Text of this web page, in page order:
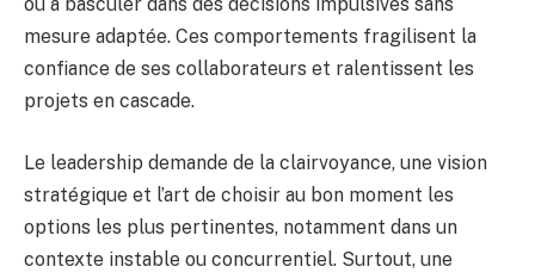
mesure adaptée. Ces comportements fragilisent la
confiance de ses collaborateurs et ralentissent les
projets en cascade.
Le leadership demande de la clairvoyance, une vision
stratégique et l’art de choisir au bon moment les
options les plus pertinentes, notamment dans un
contexte instable ou concurrentiel. Surtout, une